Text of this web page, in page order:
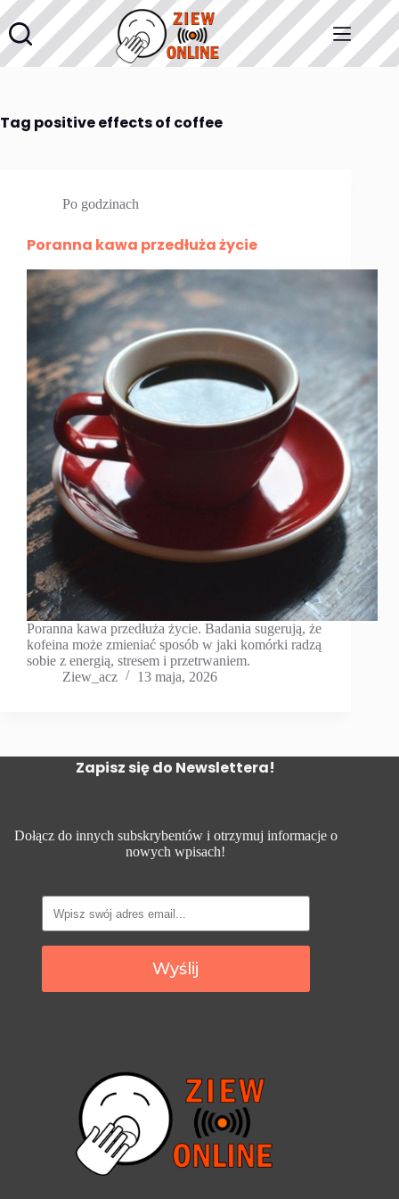
Przejdź
do
treści
Tag positive effects of coffee
Po godzinach
Poranna kawa przedłuża życie
Poranna kawa przedłuża życie. Badania sugerują, że
kofeina może zmieniać sposób w jaki komórki radzą
sobie z energią, stresem i przetrwaniem.
Ziew_acz
13 maja, 2026
Zapisz się do Newslettera!
Dołącz do innych subskrybentów i otrzymuj informacje o
nowych wpisach!
Wyślij